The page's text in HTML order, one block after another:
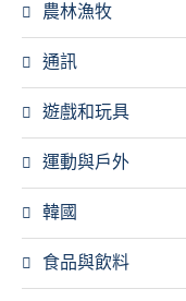
農林漁牧
通訊
遊戲和玩具
運動與戶外
韓國
食品與飲料